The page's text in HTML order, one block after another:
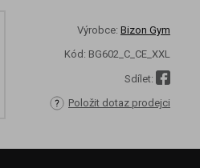
Výrobce: Bizon Gym
Kód: BG602_C_CE_XXL
Sdílet:
Položit dotaz prodejci